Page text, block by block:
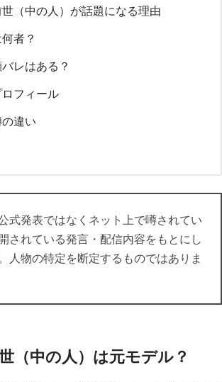
（中の人）が話題になる理由
者？
レはある？
フィール
違い
式発表ではなくネット上で噂されてい
されている発言・配信内容をもとにし
人物の特定を断定するものではありま
（中の人）は元モデル？